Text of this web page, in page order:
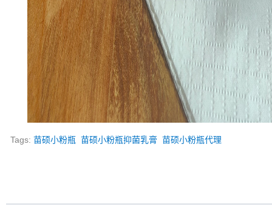
Tags:苗硕小粉瓶 苗硕小粉瓶抑菌乳膏 苗硕小粉瓶代理